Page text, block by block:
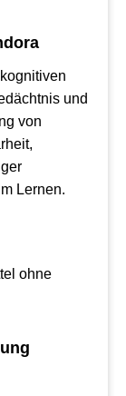
und
von
Lernen.
ohne